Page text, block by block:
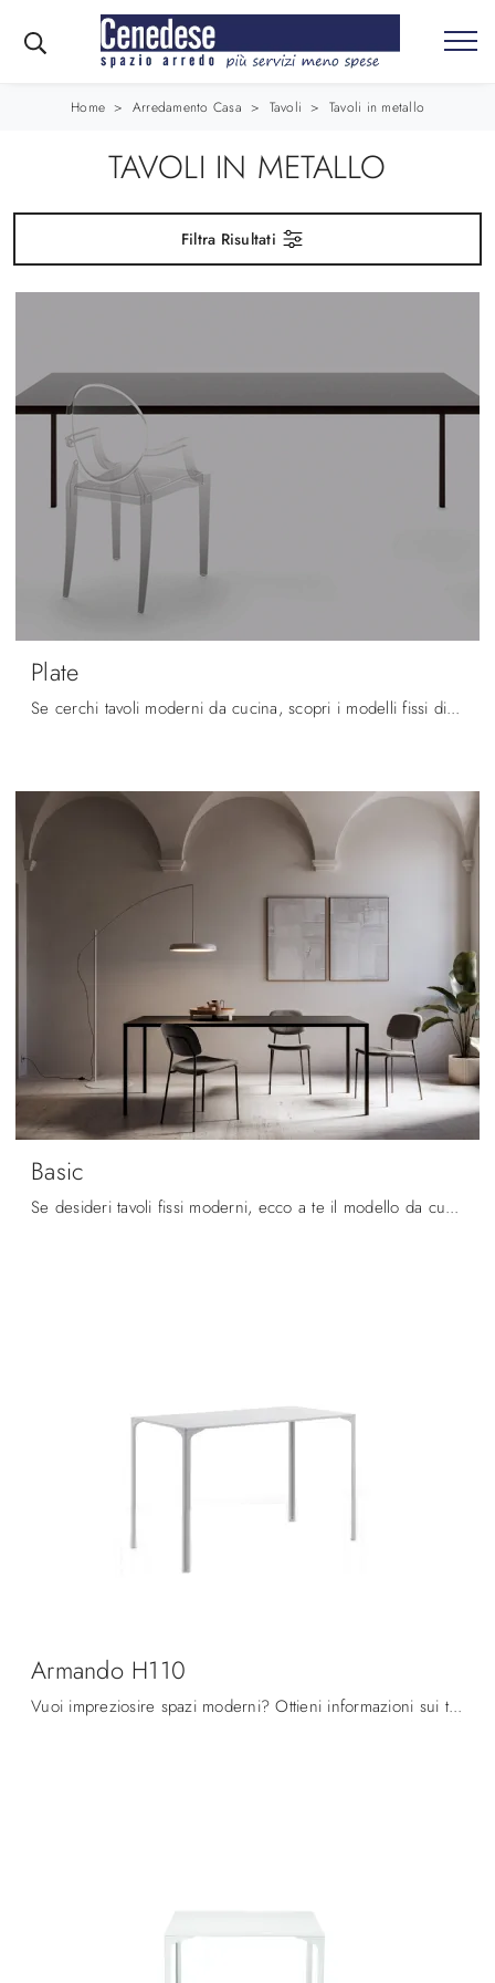
Home > Arredamento Casa > Tavoli > Tavoli in metallo
TAVOLI IN METALLO
Filtra Risultati
Plate
Se cerchi tavoli moderni da cucina, scopri i modelli fissi di Arrital: clicca e scopri il modello Plate in metallo.
Basic
Se desideri tavoli fissi moderni, ecco a te il modello da cucina in metallo Basic della firma Arredo3.
Armando H110
Vuoi impreziosire spazi moderni? Ottieni informazioni sui tavoli moderni fissi: il modello da cucina Armando H110 ti aspetta.